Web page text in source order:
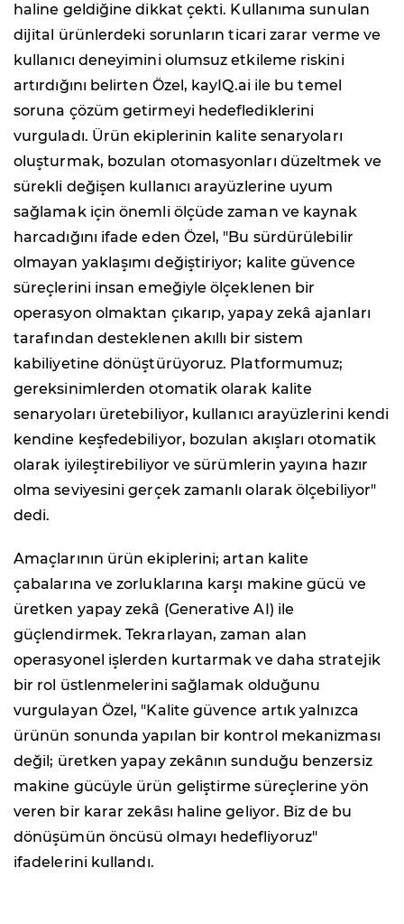
haline geldiğine dikkat çekti. Kullanıma sunulan
dijital ürünlerdeki sorunların ticari zarar verme ve
kullanıcı deneyimini olumsuz etkileme riskini
artırdığını belirten Özel, kayIQ.ai ile bu temel
soruna çözüm getirmeyi hedeflediklerini
vurguladı. Ürün ekiplerinin kalite senaryoları
oluşturmak, bozulan otomasyonları düzeltmek ve
sürekli değişen kullanıcı arayüzlerine uyum
sağlamak için önemli ölçüde zaman ve kaynak
harcadığını ifade eden Özel, "Bu sürdürülebilir
olmayan yaklaşımı değiştiriyor; kalite güvence
süreçlerini insan emeğiyle ölçeklenen bir
operasyon olmaktan çıkarıp, yapay zekâ ajanları
tarafından desteklenen akıllı bir sistem
kabiliyetine dönüştürüyoruz. Platformumuz;
gereksinimlerden otomatik olarak kalite
senaryoları üretebiliyor, kullanıcı arayüzlerini kendi
kendine keşfedebiliyor, bozulan akışları otomatik
olarak iyileştirebiliyor ve sürümlerin yayına hazır
olma seviyesini gerçek zamanlı olarak ölçebiliyor"
dedi.
Amaçlarının ürün ekiplerini; artan kalite
çabalarına ve zorluklarına karşı makine gücü ve
üretken yapay zekâ (Generative AI) ile
güçlendirmek. Tekrarlayan, zaman alan
operasyonel işlerden kurtarmak ve daha stratejik
bir rol üstlenmelerini sağlamak olduğunu
vurgulayan Özel, "Kalite güvence artık yalnızca
ürünün sonunda yapılan bir kontrol mekanizması
değil; üretken yapay zekânın sunduğu benzersiz
makine gücüyle ürün geliştirme süreçlerine yön
veren bir karar zekâsı haline geliyor. Biz de bu
dönüşümün öncüsü olmayı hedefliyoruz"
ifadelerini kullandı.